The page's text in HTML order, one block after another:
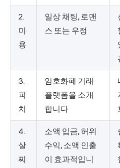
2.
미
용
일상 채팅, 로맨
스 또는 우정
3.
피
치
암호화폐 거래
플랫폼을 소개
합니다
4.
살
찌
소액 입금, 허위
수익, 소액 인출
이 효과적입니